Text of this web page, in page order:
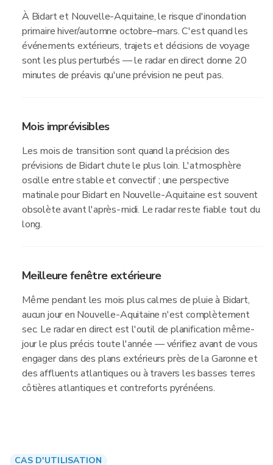
À Bidart et Nouvelle-Aquitaine, le risque d'inondation
primaire hiver/automne octobre–mars. C'est quand les
événements extérieurs, trajets et décisions de voyage
sont les plus perturbés — le radar en direct donne 20
minutes de préavis qu'une prévision ne peut pas.
Mois imprévisibles
Les mois de transition sont quand la précision des
prévisions de Bidart chute le plus loin. L'atmosphère
oscille entre stable et convectif ; une perspective
matinale pour Bidart en Nouvelle-Aquitaine est souvent
obsolète avant l'après-midi. Le radar reste fiable tout du
long.
Meilleure fenêtre extérieure
Même pendant les mois plus calmes de pluie à Bidart,
aucun jour en Nouvelle-Aquitaine n'est complètement
sec. Le radar en direct est l'outil de planification même-
jour le plus précis toute l'année — vérifiez avant de vous
engager dans des plans extérieurs près de la Garonne et
des affluents atlantiques ou à travers les basses terres
côtières atlantiques et contreforts pyrénéens.
CAS D'UTILISATION